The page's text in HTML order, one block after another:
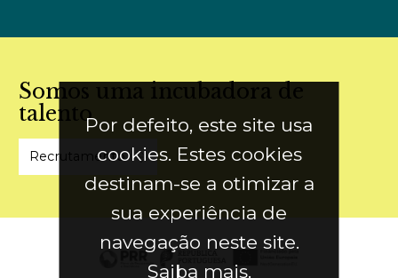
Somos uma incubadora de
talento
Recrutamento
Por defeito, este site usa
cookies. Estes cookies
destinam-se a otimizar a
sua experiência de
navegação neste site.
Saiba mais.